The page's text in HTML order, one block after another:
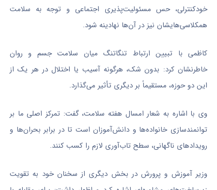
خودکنترلی، حس مسئولیت‌پذیری اجتماعی و توجه به سلامت
همکلاسی‌هایشان نیز در آن‌ها نهادینه شود.
کاظمی با تبیین ارتباط تنگاتنگ میان سلامت جسم و روان
خاطرنشان کرد: بدون شک، هرگونه آسیب یا اختلال در هر یک از
این دو حوزه، مستقیماً بر دیگری تأثیر می‌گذارد.
وی با اشاره به شعار امسال هفته سلامت، گفت: تمرکز اصلی ما بر
توانمندسازی خانواده‌ها و دانش‌آموزان است تا در برابر بحران‌ها و
رویدادهای ناگهانی، سطح تاب‌آوری لازم را کسب کنند.
وزیر آموزش و پرورش در بخش دیگری از سخنان خود به تقویت